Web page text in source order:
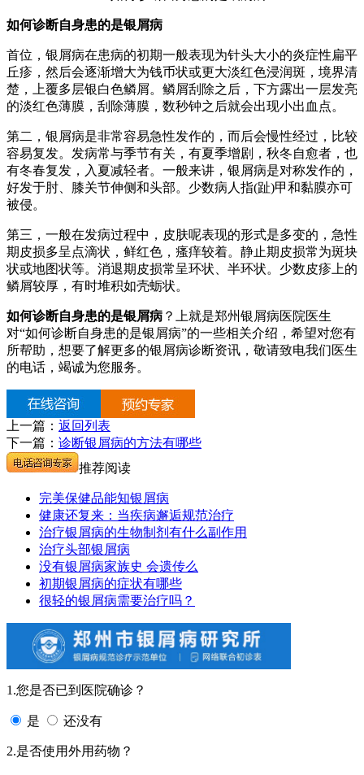
如何诊断自身患的是银屑病
首位，银屑病在患病的初期一般表现为针头大小的炎症性扁平
丘疹，然后会逐渐增大为钱币状或更大淡红色浸润斑，境界清
楚，上覆多层银白色鳞屑。鳞屑刮除之后，下方露出一层发亮
的淡红色薄膜，刮除薄膜，数秒钟之后就会出现小出血点。
第二，银屑病是非常容易急性发作的，而后会慢性经过，比较
容易复发。发病常与季节有关，有夏季增剧，秋冬自愈者，也
有冬春复发，入夏减轻者。一般来讲，银屑病是对称发作的，
好发于肘、膝关节伸侧和头部。少数病人指(趾)甲和黏膜亦可
被侵。
第三，一般在发病过程中，皮肤呢表现的形式是多变的，急性
期皮损多呈点滴状，鲜红色，瘙痒较着。静止期皮损常为斑块
状或地图状等。消退期皮损常呈环状、半环状。少数皮疹上的
鳞屑较厚，有时堆积如壳蛎状。
如何诊断自身患的是银屑病 ？上就是郑州银屑病医院医生
对“如何诊断自身患的是银屑病”的一些相关介绍，希望对您有
所帮助，想要了解更多的银屑病诊断资讯，敬请致电我们医生
的电话，竭诚为您服务。
上一篇： 返回列表
下一篇： 诊断银屑病的方法有哪些
推荐阅读
完美保健品能知银屑病
健康还复来：当疾病邂逅规范治疗
治疗银屑病的生物制剂有什么副作用
治疗头部银屑病
没有银屑病家族史 会遗传么
初期银屑病的症状有哪些
很轻的银屑病需要治疗吗？
1.您是否已到医院确诊？
是 还没有
2.是否使用外用药物？